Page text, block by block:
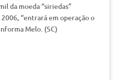
da moeda “siriedas”
“entrará em operação o
Melo. (SC)